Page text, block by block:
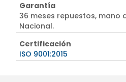
Garantía
36 meses repuestos, mano
Nacional.
Certificación
ISO 9001:2015